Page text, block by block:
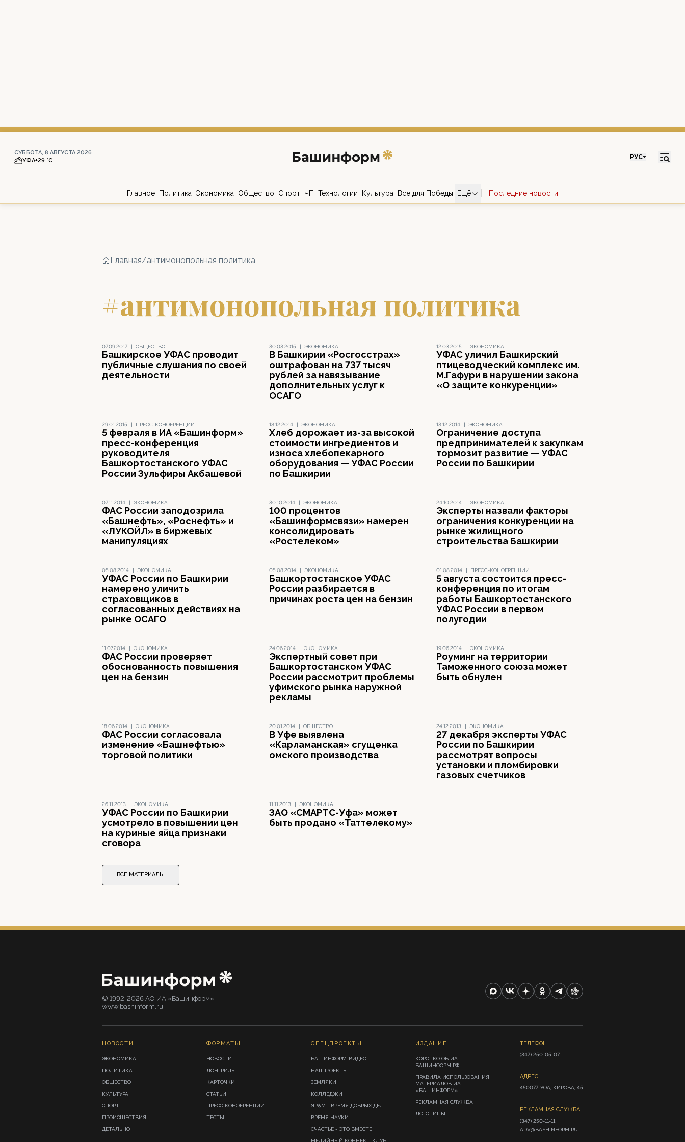
СУББОТА, 8 АВГУСТА 2026
УФА+29 °С РУС
Главное Политика Экономика Общество Спорт ЧП Технологии Культура Всё для Победы Ещё Последние новости
Главная/антимонопольная политика
#антимонопольная политика
07.09.2017 | ОБЩЕСТВО
Башкирское УФАС проводит
публичные слушания по своей
деятельности
30.03.2015 | ЭКОНОМИКА
В Башкирии «Росгосстрах»
оштрафован на 737 тысяч
рублей за навязывание
дополнительных услуг к
ОСАГО
12.03.2015 | ЭКОНОМИКА
УФАС уличил Башкирский
птицеводческий комплекс им.
М.Гафури в нарушении закона
«О защите конкуренции»
29.01.2015 | ПРЕСС-КОНФЕРЕНЦИИ
5 февраля в ИА «Башинформ»
пресс-конференция
руководителя
Башкортостанского УФАС
России Зульфиры Акбашевой
18.12.2014 | ЭКОНОМИКА
Хлеб дорожает из-за высокой
стоимости ингредиентов и
износа хлебопекарного
оборудования — УФАС России
по Башкирии
13.12.2014 | ЭКОНОМИКА
Ограничение доступа
предпринимателей к закупкам
тормозит развитие — УФАС
России по Башкирии
07.11.2014 | ЭКОНОМИКА
ФАС России заподозрила
«Башнефть», «Роснефть» и
«ЛУКОЙЛ» в биржевых
манипуляциях
30.10.2014 | ЭКОНОМИКА
100 процентов
«Башинформсвязи» намерен
консолидировать
«Ростелеком»
24.10.2014 | ЭКОНОМИКА
Эксперты назвали факторы
ограничения конкуренции на
рынке жилищного
строительства Башкирии
05.08.2014 | ЭКОНОМИКА
УФАС России по Башкирии
намерено уличить
страховщиков в
согласованных действиях на
рынке ОСАГО
05.08.2014 | ЭКОНОМИКА
Башкортостанское УФАС
России разбирается в
причинах роста цен на бензин
01.08.2014 | ПРЕСС-КОНФЕРЕНЦИИ
5 августа состоится пресс-
конференция по итогам
работы Башкортостанского
УФАС России в первом
полугодии
11.07.2014 | ЭКОНОМИКА
ФАС России проверяет
обоснованность повышения
цен на бензин
24.06.2014 | ЭКОНОМИКА
Экспертный совет при
Башкортостанском УФАС
России рассмотрит проблемы
уфимского рынка наружной
рекламы
19.06.2014 | ЭКОНОМИКА
Роуминг на территории
Таможенного союза может
быть обнулен
18.06.2014 | ЭКОНОМИКА
ФАС России согласовала
изменение «Башнефтью»
торговой политики
20.01.2014 | ОБЩЕСТВО
В Уфе выявлена
«Карламанская» сгущенка
омского производства
24.12.2013 | ЭКОНОМИКА
27 декабря эксперты УФАС
России по Башкирии
рассмотрят вопросы
установки и пломбировки
газовых счетчиков
26.11.2013 | ЭКОНОМИКА
УФАС России по Башкирии
усмотрело в повышении цен
на куриные яйца признаки
сговора
11.11.2013 | ЭКОНОМИКА
ЗАО «СМАРТС-Уфа» может
быть продано «Таттелекому»
ВСЕ МАТЕРИАЛЫ
© 1992-2026 АО ИА «Башинформ».
www.bashinform.ru
НОВОСТИ
ЭКОНОМИКА
ПОЛИТИКА
ОБЩЕСТВО
КУЛЬТУРА
СПОРТ
ПРОИСШЕСТВИЯ
ДЕТАЛЬНО
ФОРМАТЫ
НОВОСТИ
ЛОНГРИДЫ
КАРТОЧКИ
СТАТЬИ
ПРЕСС-КОНФЕРЕНЦИИ
ТЕСТЫ
СПЕЦПРОЕКТЫ
БАШИНФОРМ-ВИДЕО
НАЦПРОЕКТЫ
ЗЕМЛЯКИ
КОЛЛЕДЖИ
ЯРҘАМ - ВРЕМЯ ДОБРЫХ ДЕЛ
ВРЕМЯ НАУКИ
СЧАСТЬЕ - ЭТО ВМЕСТЕ
МЕДИЙНЫЙ КОННЕКТ-КЛУБ
ИЗДАНИЕ
КОРОТКО ОБ ИА
БАШИНФОРМ.РФ
ПРАВИЛА ИСПОЛЬЗОВАНИЯ
МАТЕРИАЛОВ ИА
«БАШИНФОРМ»
РЕКЛАМНАЯ СЛУЖБА
ЛОГОТИПЫ
ТЕЛЕФОН
(347) 250-05-07
АДРЕС
450077, УФА, КИРОВА, 45
РЕКЛАМНАЯ СЛУЖБА
(347) 250-11-11
ADV@BASHINFORM.RU